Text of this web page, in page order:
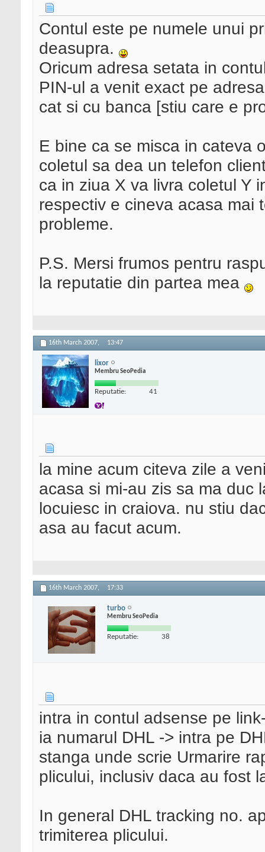
Contul este pe numele unui
deasupra.
Oricum adresa setata in
PIN-ul a venit exact pe
cat si cu banca [stiu care e
E bine ca se misca in cateva
coletul sa dea un telefon
ca in ziua X va livra coletul Y
respectiv e cineva acasa mai
probleme.
P.S. Mersi frumos pentru
la reputatie din partea mea
16th March 2007, 13:47
lixor
Membru SeoPedia
Reputatie: 41
la mine acum citeva zile a
acasa si mi-au zis sa ma duc
locuiesc in craiova. nu stiu
asa au facut acum.
16th March 2007, 17:33
turbo
Membru SeoPedia
Reputatie: 38
intra in contul adsense pe
ia numarul DHL -> intra pe
stanga unde scrie Urmarire
plicului, inclusiv daca au fost
In general DHL tracking no.
trimiterea plicului.